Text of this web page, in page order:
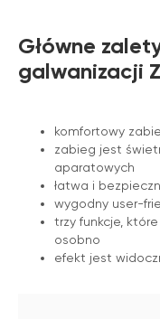
Główne
galwanizacji
komfortowy
zabieg jest
aparatowych
łatwa i
wygodny user-
trzy funkcje,
osobno
efekt jest